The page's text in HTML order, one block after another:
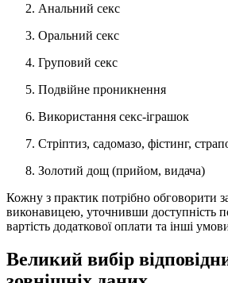
Анальний секс
Оральний секс
Груповий секс
Подвійне проникнення
Використання секс-іграшок
Стріптиз, садомазо, фістинг,
Золотий дощ (прийом, видача)
Кожну з практик потрібно обговорити
виконавицею, уточнивши доступність
вартість додаткової оплати та інші
Великий вибір